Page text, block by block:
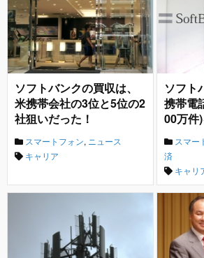
ソフトバンクの買収は、
米携帯会社の3位と5位の2
社狙いだった！
スマートフォン, ニュース
キャリア
ソフト
携帯電
00万件
スマー
済
キャリ